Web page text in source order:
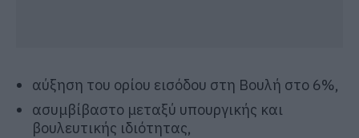
αύξηση του ορίου εισόδου στη Βουλή στο 6%,
ασυμβίβαστο μεταξύ υπουργικής και
βουλευτικής ιδιότητας,